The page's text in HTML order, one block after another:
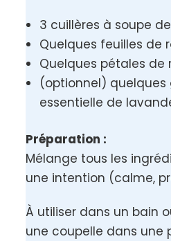
3 cuillères à soupe
Quelques feuilles de
Quelques pétales de
(optionnel) quelques
essentielle de
Préparation :
Mélange tous les
une intention (calme,
À utiliser dans un bain
une coupelle dans une